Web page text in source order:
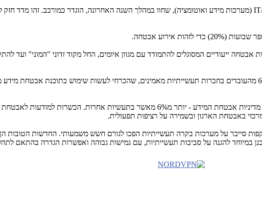
(מערכות מידע ואוטומציה), שחוו במהלך השנה האחרונה, הוגדר כמורכב. זהו מדד חזק
ייעודיים המסוגלים להתמודד עם מגוון איומים, החל מקוד זדוני "המוני" ועד
הארגונים במגזר התעשייתי מודעים היטב לצורך בהגנה איכותית כנגד איומי סייבר. 62% מהעובדים בחברות תעשייתיות מאמינים, שהכרחי
המשיבים ב-49% מהחברות התעשייתיות מטילים אחריות על הצוות, שאינו עוקב אחר מדיניות אבטחת המידע -
באבטחת הארגון ובשמירה על רציפות תפעולית.
סייבר על מערכות בקרה תעשייתיות הפכו לגורם חשש משמעותי. החדשות הטובות
במיוחד להגנה על סביבות תעשייתיות, עם גמישות גבוהה ואפשרות הגדרה בהתאם